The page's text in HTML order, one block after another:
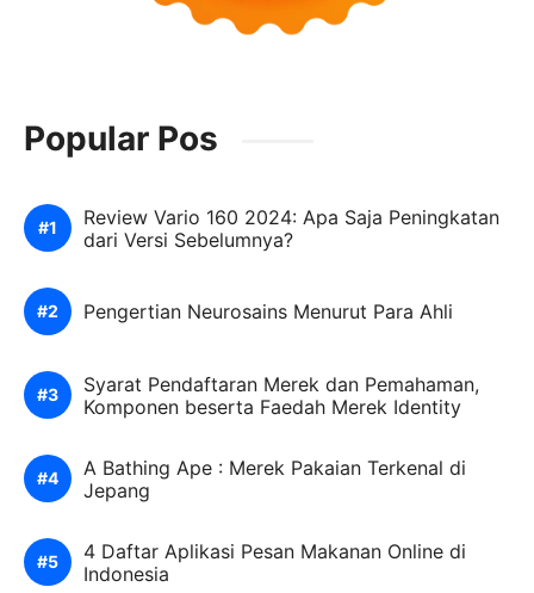
Popular Pos
Review Vario 160 2024: Apa Saja Peningkatan
dari Versi Sebelumnya?
Pengertian Neurosains Menurut Para Ahli
Syarat Pendaftaran Merek dan Pemahaman,
Komponen beserta Faedah Merek Identity
A Bathing Ape : Merek Pakaian Terkenal di
Jepang
4 Daftar Aplikasi Pesan Makanan Online di
Indonesia